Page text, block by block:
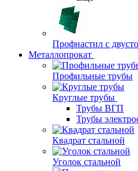
Профнастил с
Металлопрокат
Профильные трубы
Круглые трубы
Трубы ВГП
Трубы
Квадрат стальной
Уголок стальной